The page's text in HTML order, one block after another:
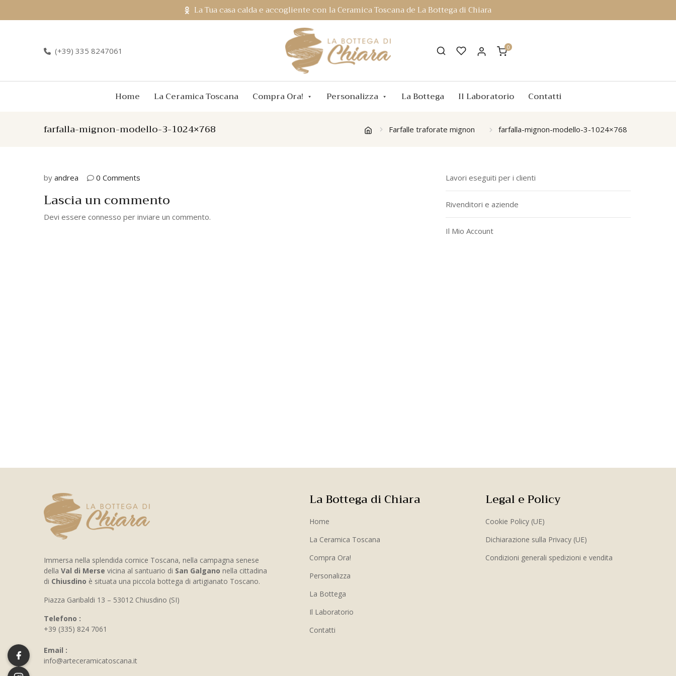
La Tua casa calda e accogliente con la Ceramica Toscana de La Bottega di Chiara
(+39) 335 8247061 0
Home La Ceramica Toscana Compra Ora! Personalizza La Bottega Il Laboratorio Contatti
farfalla-mignon-modello-3-1024×768 Farfalle traforate mignon farfalla-mignon-modello-3-1024×768
by andrea 0 Comments
Lascia un commento
Devi essere connesso per inviare un commento.
Lavori eseguiti per i clienti
Rivenditori e aziende
Il Mio Account
Immersa nella splendida cornice Toscana, nella campagna senese
della Val di Merse vicina al santuario di San Galgano nella cittadina
di Chiusdino è situata una piccola bottega di artigianato Toscano.
Piazza Garibaldi 13 – 53012 Chiusdino (SI)
Telefono :
+39 (335) 824 7061
Email :
info@arteceramicatoscana.it
La Bottega di Chiara
Home
La Ceramica Toscana
Compra Ora!
Personalizza
La Bottega
Il Laboratorio
Contatti
Legal e Policy
Cookie Policy (UE)
Dichiarazione sulla Privacy (UE)
Condizioni generali spedizioni e vendita